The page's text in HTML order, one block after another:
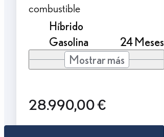
combustible
Híbrido
Gasolina
24 Meses
Mostrar más
28.990,00 €